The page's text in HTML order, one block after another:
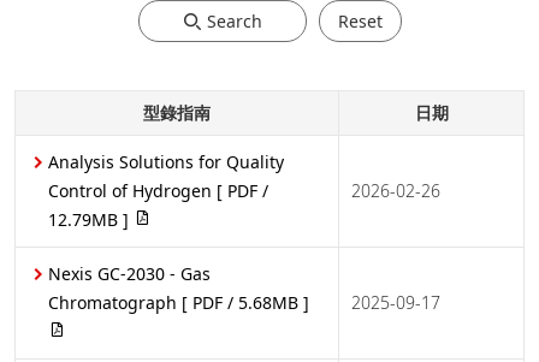
Search Reset
型錄指南 日期
Analysis Solutions for Quality
Control of Hydrogen [ PDF /
12.79MB ]
2026-02-26
Nexis GC-2030 - Gas
Chromatograph [ PDF / 5.68MB ] 2025-09-17